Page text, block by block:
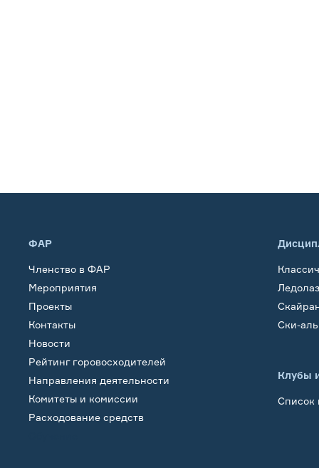
ФАР
Членство в ФАР
Мероприятия
Проекты
Контакты
Новости
Рейтинг горовосходителей
Направления деятельности
Комитеты и комиссии
Расходование средств
Ски-
Клубы
Список